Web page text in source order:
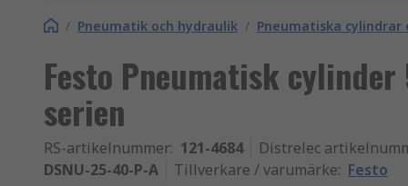
/ Pneumatik och hydraulik / Pneumatiska cylindrar
Festo Pneumatisk cylinder
serien
RS-artikelnummer: 121-4684 Distrelec
DSNU-25-40-P-A
Tillverkare / varumärke: Festo